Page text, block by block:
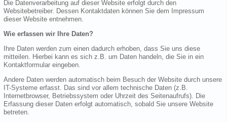
Die Datenverarbeitung auf dieser Website erfolgt durch den
Websitebetreiber. Dessen Kontaktdaten können Sie dem Impressum
dieser Website entnehmen.
Wie erfassen wir Ihre Daten?
Ihre Daten werden zum einen dadurch erhoben, dass Sie uns diese
mitteilen. Hierbei kann es sich z.B. um Daten handeln, die Sie in ein
Kontaktformular eingeben.
Andere Daten werden automatisch beim Besuch der Website durch unsere
IT-Systeme erfasst. Das sind vor allem technische Daten (z.B.
Internetbrowser, Betriebssystem oder Uhrzeit des Seitenaufrufs). Die
Erfassung dieser Daten erfolgt automatisch, sobald Sie unsere Website
betreten.